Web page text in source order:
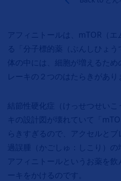
アフィニトールは、mTOR（
る「分子標的薬（ぶんしひょう
体の中には、細胞が増えるた
レーキの２つのはたらきがあり
結節性硬化症（けっせつせい
キの設計図が壊れていて「
らきすぎるので、アクセルと
過誤腫（かごしゅ：しこり）
アフィニトールというお薬を
ーキをかけるのです。